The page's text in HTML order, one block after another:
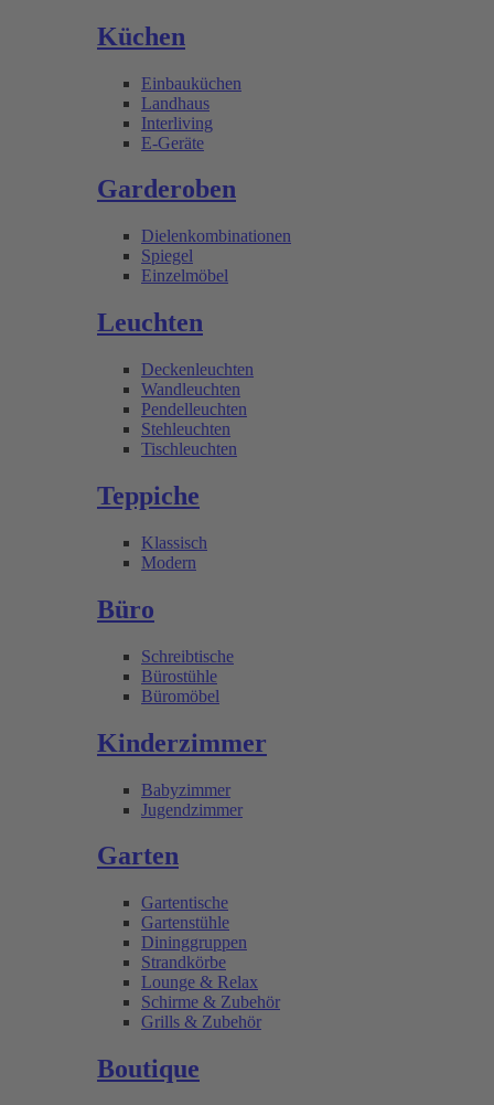
Küchen
Einbauküchen
Landhaus
Interliving
E-Geräte
Garderoben
Dielenkombinationen
Spiegel
Einzelmöbel
Leuchten
Deckenleuchten
Wandleuchten
Pendelleuchten
Stehleuchten
Tischleuchten
Teppiche
Klassisch
Modern
Büro
Schreibtische
Bürostühle
Büromöbel
Kinderzimmer
Babyzimmer
Jugendzimmer
Garten
Gartentische
Gartenstühle
Dininggruppen
Strandkörbe
Lounge & Relax
Schirme & Zubehör
Grills & Zubehör
Boutique